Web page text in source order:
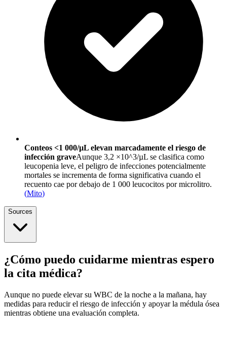
Conteos <1 000/µL elevan marcadamente el riesgo de
infección graveAunque 3,2 ×10^3/µL se clasifica como
leucopenia leve, el peligro de infecciones potencialmente
mortales se incrementa de forma significativa cuando el
recuento cae por debajo de 1 000 leucocitos por microlitro.
(Mito)
Sources
¿Cómo puedo cuidarme mientras espero
la cita médica?
Aunque no puede elevar su WBC de la noche a la mañana, hay
medidas para reducir el riesgo de infección y apoyar la médula ósea
mientras obtiene una evaluación completa.